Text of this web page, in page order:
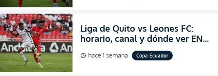
Liga de Quito vs Leones FC:
horario, canal y dónde ver EN
VIVO los octavos de final de la
Copa Ecuador 2026
schedule hace 1 semana Copa Ecuador